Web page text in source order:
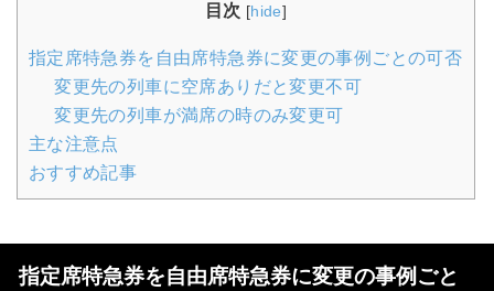
目次 [hide]
指定席特急券を自由席特急券に変更の事例ごとの可否
変更先の列車に空席ありだと変更不可
変更先の列車が満席の時のみ変更可
主な注意点
おすすめ記事
指定席特急券を自由席特急券に変更の事例ごと